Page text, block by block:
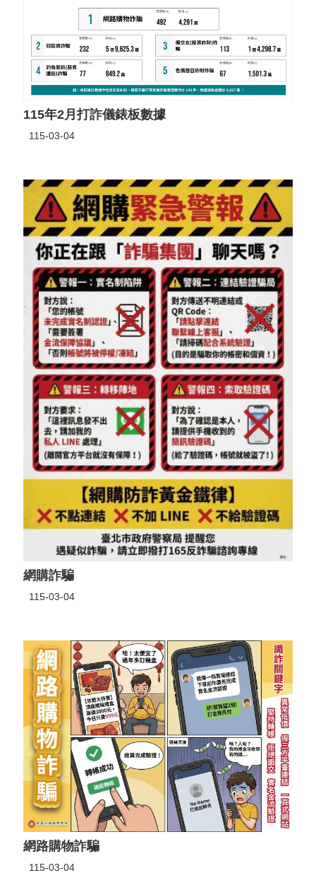
115年2月打詐儀錶板數據
115-03-04
網購詐騙
115-03-04
網路購物詐騙
115-03-04